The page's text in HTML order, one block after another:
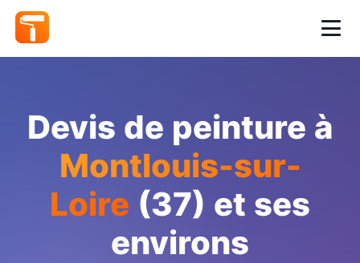
Devis de peinture à
Montlouis-sur-
Loire (37) et ses
environs